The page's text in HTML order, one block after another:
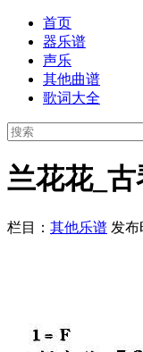
首页
器乐谱
声乐
其他曲谱
歌词大全
兰花花_
栏目： 其他乐谱 发布